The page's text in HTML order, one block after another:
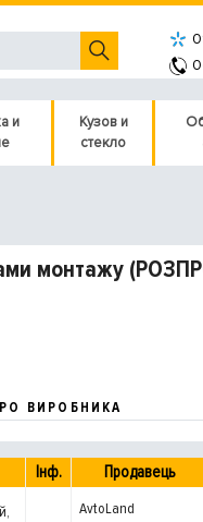
и
Кузов и
стекло
монтажу
ВИРОБНИКА
Інф. Продавець
AvtoLand